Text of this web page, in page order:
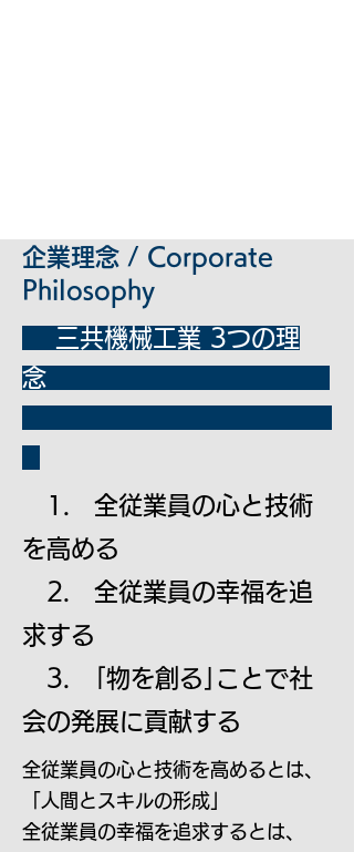
企業理念 / Corporate
Philosophy
三共機械工業 3つの理
念
1. 全従業員の心と技術
を高める
2. 全従業員の幸福を追
求する
3. ｢物を創る｣ことで社
会の発展に貢献する
全従業員の心と技術を高めるとは、
「人間とスキルの形成」
全従業員の幸福を追求するとは、